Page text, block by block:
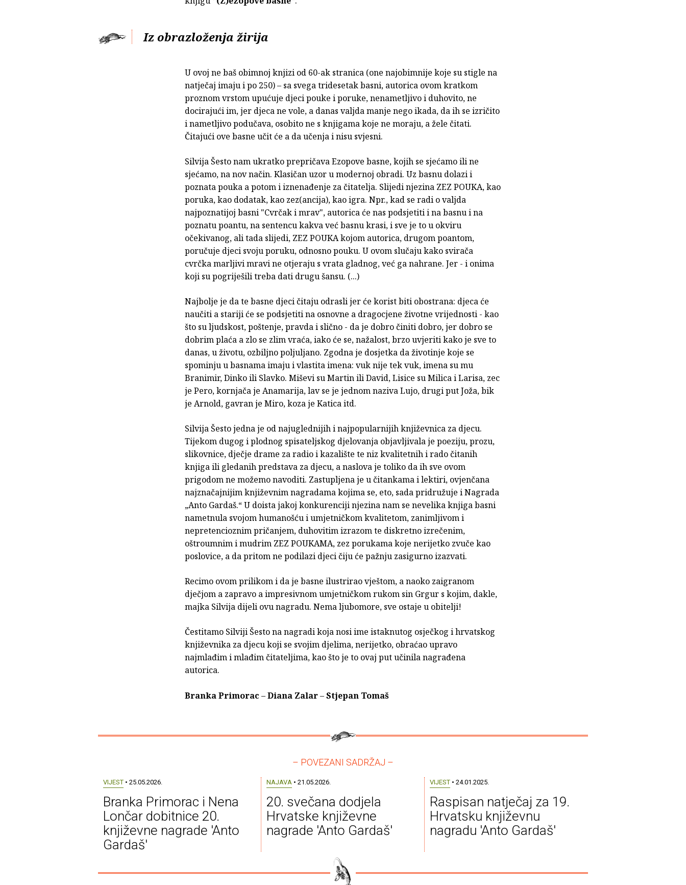
Iz obrazloženja žirija
U ovoj ne baš obimnoj knjizi od 60-ak stranica (one najobimnije koje su stigle na
natječaj imaju i po 250) – sa svega tridesetak basni, autorica ovom kratkom
proznom vrstom upućuje djeci pouke i poruke, nenametljivo i duhovito, ne
docirajući im, jer djeca ne vole, a danas valjda manje nego ikada, da ih se izričito
i nametljivo podučava, osobito ne s knjigama koje ne moraju, a žele čitati.
Čitajući ove basne učit će a da učenja i nisu svjesni.
Silvija Šesto nam ukratko prepričava Ezopove basne, kojih se sjećamo ili ne
sjećamo, na nov način. Klasičan uzor u modernoj obradi. Uz basnu dolazi i
poznata pouka a potom i iznenađenje za čitatelja. Slijedi njezina ZEZ POUKA, kao
poruka, kao dodatak, kao zez(ancija), kao igra. Npr., kad se radi o valjda
najpoznatijoj basni "Cvrčak i mrav", autorica će nas podsjetiti i na basnu i na
poznatu poantu, na sentencu kakva već basnu krasi, i sve je to u okviru
očekivanog, ali tada slijedi, ZEZ POUKA kojom autorica, drugom poantom,
poručuje djeci svoju poruku, odnosno pouku. U ovom slučaju kako svirača
cvrčka marljivi mravi ne otjeraju s vrata gladnog, već ga nahrane. Jer - i onima
koji su pogriješili treba dati drugu šansu. (...)
Najbolje je da te basne djeci čitaju odrasli jer će korist biti obostrana: djeca će
naučiti a stariji će se podsjetiti na osnovne a dragocjene životne vrijednosti - kao
što su ljudskost, poštenje, pravda i slično - da je dobro činiti dobro, jer dobro se
dobrim plaća a zlo se zlim vraća, iako će se, nažalost, brzo uvjeriti kako je sve to
danas, u životu, ozbiljno poljuljano. Zgodna je dosjetka da životinje koje se
spominju u basnama imaju i vlastita imena: vuk nije tek vuk, imena su mu
Branimir, Dinko ili Slavko. Miševi su Martin ili David, Lisice su Milica i Larisa, zec
je Pero, kornjača je Anamarija, lav se je jednom naziva Lujo, drugi put Joža, bik
je Arnold, gavran je Miro, koza je Katica itd.
Silvija Šesto jedna je od najuglednijih i najpopularnijih književnica za djecu.
Tijekom dugog i plodnog spisateljskog djelovanja objavljivala je poeziju, prozu,
slikovnice, dječje drame za radio i kazalište te niz kvalitetnih i rado čitanih
knjiga ili gledanih predstava za djecu, a naslova je toliko da ih sve ovom
prigodom ne možemo navoditi. Zastupljena je u čitankama i lektiri, ovjenčana
najznačajnijim književnim nagradama kojima se, eto, sada pridružuje i Nagrada
„Anto Gardaš.“ U doista jakoj konkurenciji njezina nam se nevelika knjiga basni
nametnula svojom humanošću i umjetničkom kvalitetom, zanimljivom i
nepretencioznim pričanjem, duhovitim izrazom te diskretno izrečenim,
oštroumnim i mudrim ZEZ POUKAMA, zez porukama koje nerijetko zvuče kao
poslovice, a da pritom ne podilazi djeci čiju će pažnju zasigurno izazvati.
Recimo ovom prilikom i da je basne ilustrirao vještom, a naoko zaigranom
dječjom a zapravo a impresivnom umjetničkom rukom sin Grgur s kojim, dakle,
majka Silvija dijeli ovu nagradu. Nema ljubomore, sve ostaje u obitelji!
Čestitamo Silviji Šesto na nagradi koja nosi ime istaknutog osječkog i hrvatskog
književnika za djecu koji se svojim djelima, nerijetko, obraćao upravo
najmlađim i mlađim čitateljima, kao što je to ovaj put učinila nagrađena
autorica.
Branka Primorac –Diana Zalar–Stjepan Tomaš
– POVEZANI SADRŽAJ –
VIJEST• 25.05.2026.
Branka Primorac i Nena
Lončar dobitnice 20.
književne nagrade 'Anto
Gardaš'
NAJAVA • 21.05.2026.
20. svečana dodjela
Hrvatske književne
nagrade 'Anto Gardaš'
VIJEST• 24.01.2025.
Raspisan natječaj za 19.
Hrvatsku književnu
nagradu 'Anto Gardaš'